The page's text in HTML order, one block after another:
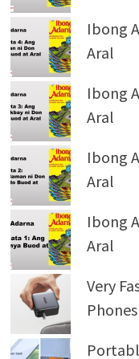
Ibong
Aral
Ibong
Aral
Ibong
Aral
Ibong
Aral
Very